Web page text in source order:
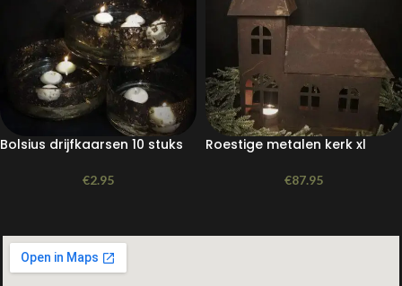
Bolsius drijfkaarsen 10 stuks
€2.95
Roestige metalen kerk xl
€87.95